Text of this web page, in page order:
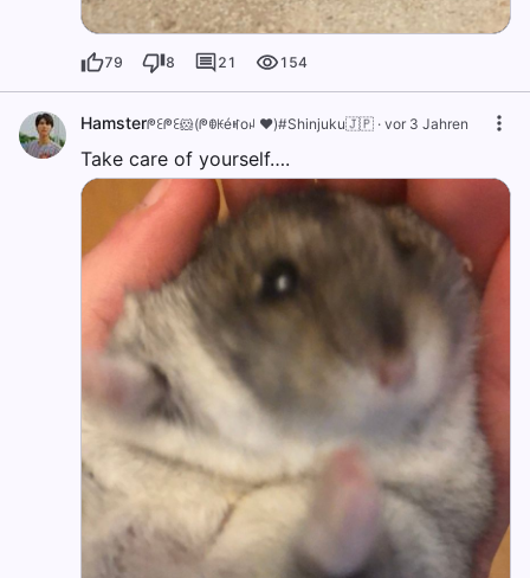
79 8 21 154
Hamsterᖘꏂᖘꏂ🐹(ᖘꂦꀘéꎭoꈤ ❤️)#Shinjuku🇯🇵 · vor 3 Jahren
Take care of yourself….